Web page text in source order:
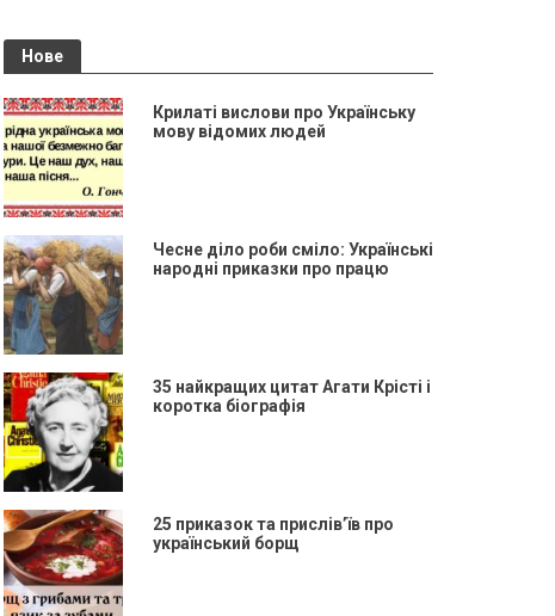
Нове
Крилаті вислови про Українську
мову відомих людей
Чесне діло роби сміло: Українські
народні приказки про працю
35 найкращих цитат Агати Крісті і
коротка біографія
25 приказок та прислів’їв про
український борщ